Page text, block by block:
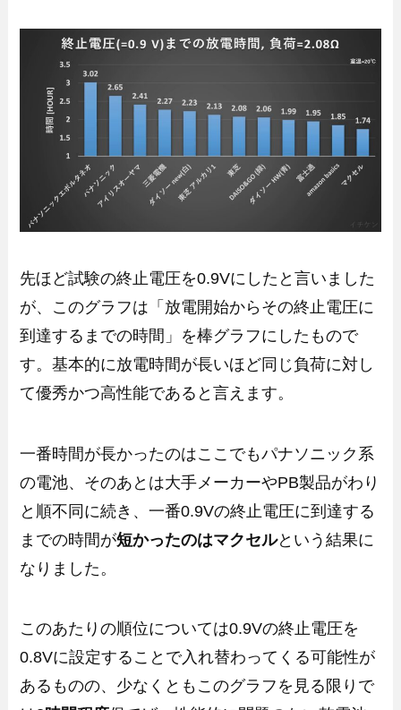
先ほど試験の終止電圧を0.9Vにしたと言いました
が、このグラフは「放電開始からその終止電圧に
到達するまでの時間」を棒グラフにしたもので
す。基本的に放電時間が長いほど同じ負荷に対し
て優秀かつ高性能であると言えます。
一番時間が長かったのはここでもパナソニック系
の電池、そのあとは大手メーカーやPB製品がわり
と順不同に続き、一番0.9Vの終止電圧に到達する
までの時間が短かったのはマクセルという結果に
なりました。
このあたりの順位については0.9Vの終止電圧を
0.8Vに設定することで入れ替わってくる可能性が
あるものの、少なくともこのグラフを見る限りで